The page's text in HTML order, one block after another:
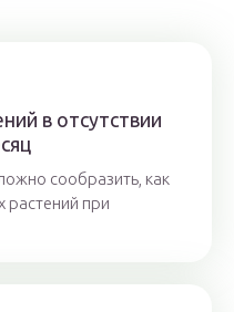
в отсутствии
сообразить, как
растений при